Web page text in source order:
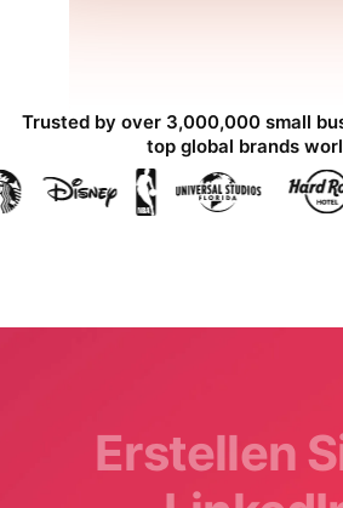
Trusted by over 3,000,000 small
top global brands
Erstellen